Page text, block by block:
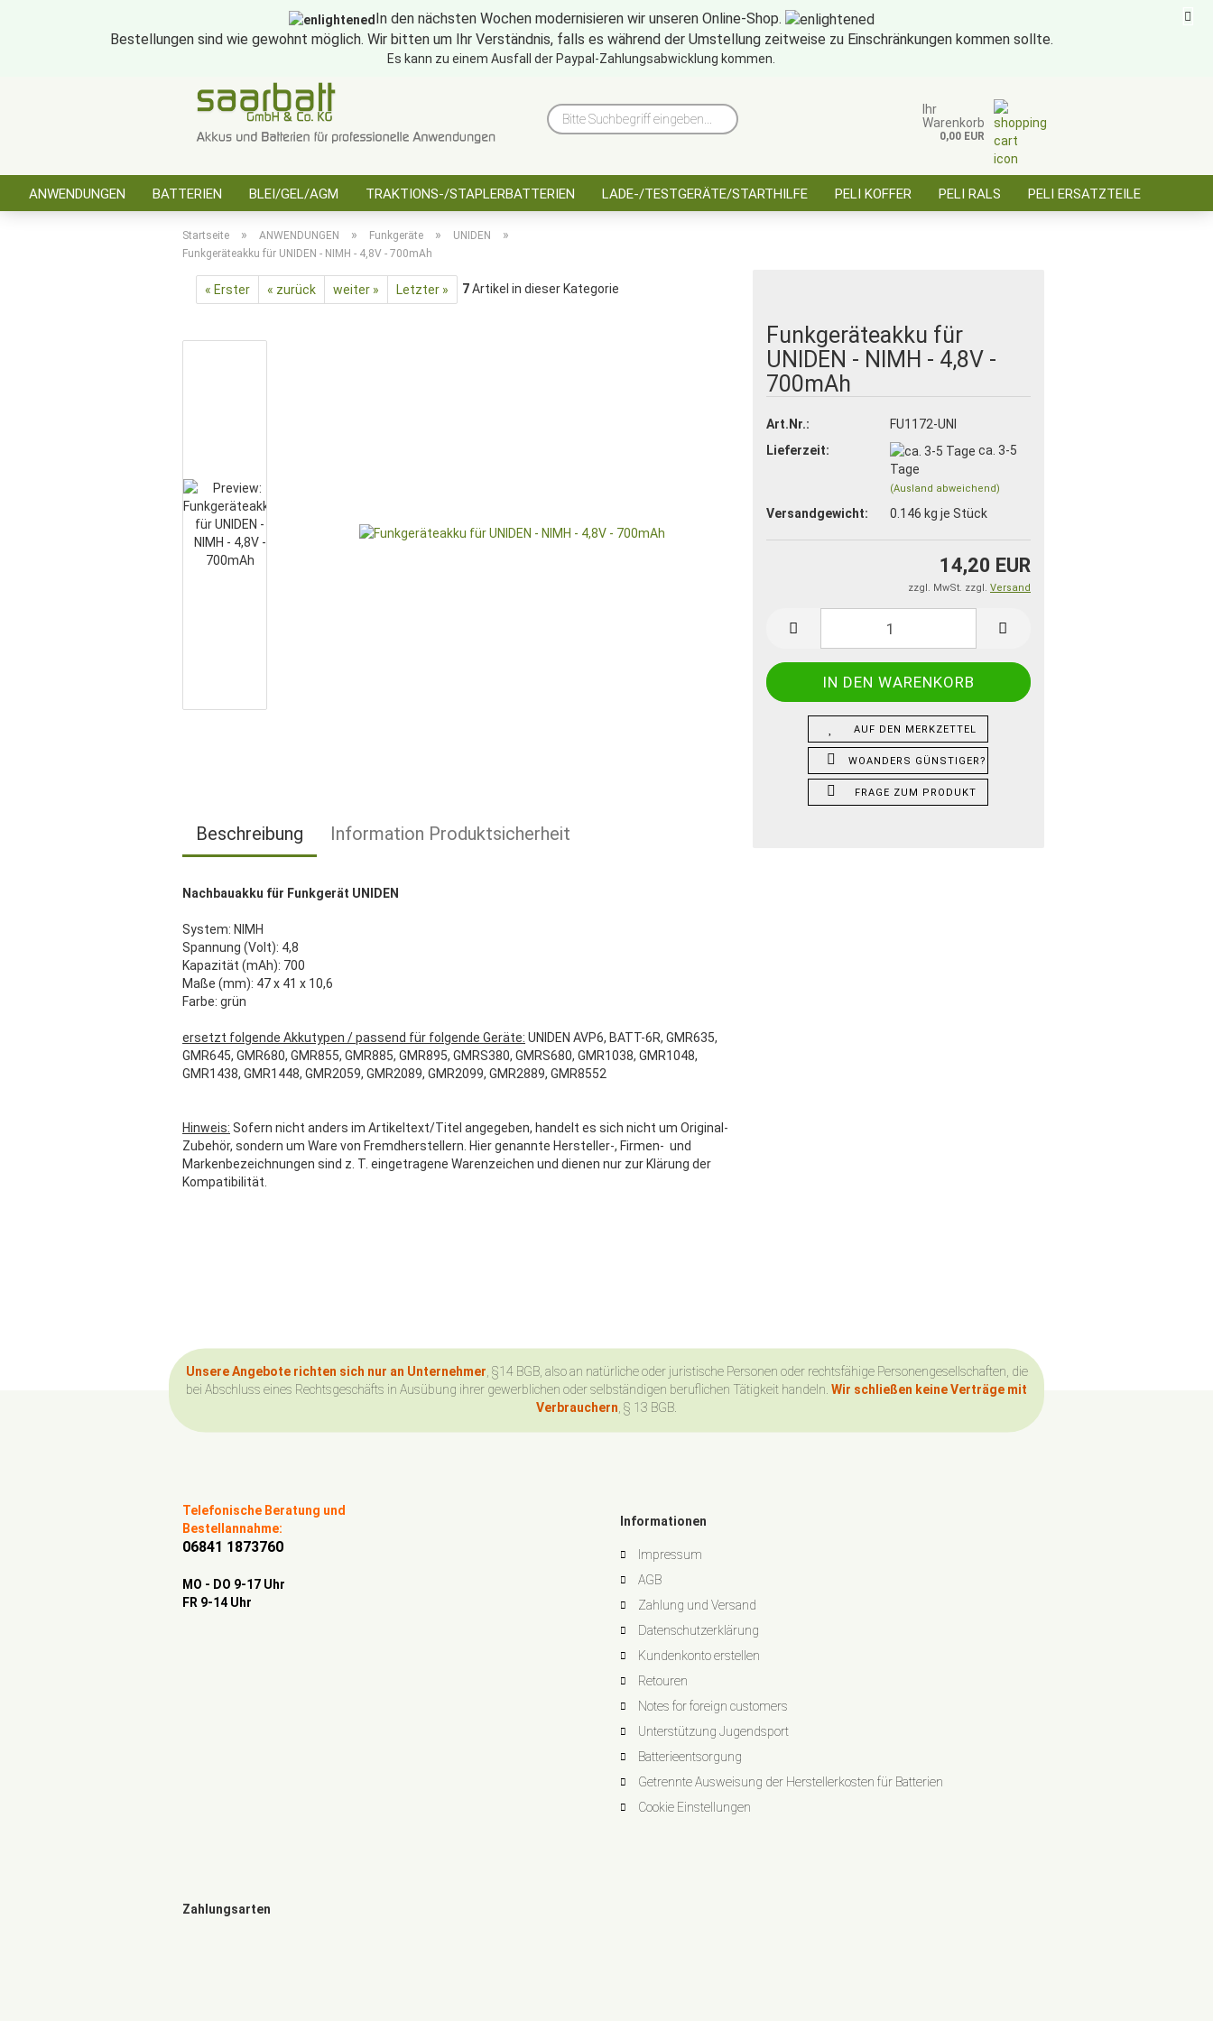
10 Jahre saarbatt Hinweise für öffentl. Auftraggeber, Behörden, BOS
Passwort
Passwort vergessen?
Bitte
Ihr
Warenkorb
0,00 EUR
In den nächsten Wochen modernisieren wir unseren Online-Shop.
Bestellungen sind wie gewohnt möglich. Wir bitten um Ihr Verständnis, falls es während der Umstellung zeitweise zu Einschränkungen kommen sollte.
Es kann zu einem Ausfall der Paypal-Zahlungsabwicklung kommen.
ANWENDUNGEN BATTERIEN BLEI/GEL/AGM TRAKTIONS-/STAPLERBATTERIEN LADE-/TESTGERÄTE/STARTHILFE PELI KOFFER PELI RALS PELI ERSATZTEILE
Startseite » ANWENDUNGEN » Funkgeräte » UNIDEN »
Funkgeräteakku für UNIDEN - NIMH - 4,8V - 700mAh
« Erster « zurück weiter » Letzter » 7Artikel in dieser Kategorie
Funkgeräteakku für
UNIDEN - NIMH - 4,8V -
700mAh
Art.Nr.:
FU1172-UNI
Lieferzeit:
ca. 3-5
Tage
(Ausland abweichend)
Versandgewicht: 0.146 kg je Stück
14,20 EUR
zzgl. MwSt. zzgl. Versand
AUF DEN MERKZETTEL
WOANDERS GÜNSTIGER?
FRAGE ZUM PRODUKT
Beschreibung Information Produktsicherheit
Nachbauakku für Funkgerät UNIDEN
System: NIMH
Spannung (Volt): 4,8
Kapazität (mAh): 700
Maße (mm): 47 x 41 x 10,6
Farbe: grün
ersetzt folgende Akkutypen / passend für folgende Geräte: UNIDEN AVP6, BATT-6R, GMR635,
GMR645, GMR680, GMR855, GMR885, GMR895, GMRS380, GMRS680, GMR1038, GMR1048,
GMR1438, GMR1448, GMR2059, GMR2089, GMR2099, GMR2889, GMR8552
Hinweis: Sofern nicht anders im Artikeltext/Titel angegeben, handelt es sich nicht um Original-
Zubehör, sondern um Ware von Fremdherstellern. Hier genannte Hersteller-, Firmen- und
Markenbezeichnungen sind z. T. eingetragene Warenzeichen und dienen nur zur Klärung der
Kompatibilität.
Unsere Angebote richten sich nur an Unternehmer , §14 BGB, also an natürliche oder juristische Personen oder rechtsfähige Personengesellschaften, die
bei Abschluss eines Rechtsgeschäfts in Ausübung ihrer gewerblichen oder selbständigen beruflichen Tätigkeit handeln. Wir schließen keine Verträge mit
Verbrauchern , § 13 BGB.
Telefonische Beratung und
Bestellannahme:
06841 1873760
MO - DO 9-17 Uhr
FR 9-14 Uhr
Informationen
Impressum
AGB
Zahlung und Versand
Datenschutzerklärung
Kundenkonto erstellen
Retouren
Notes for foreign customers
Unterstützung Jugendsport
Batterieentsorgung
Getrennte Ausweisung der Herstellerkosten für Batterien
Cookie Einstellungen
Zahlungsarten